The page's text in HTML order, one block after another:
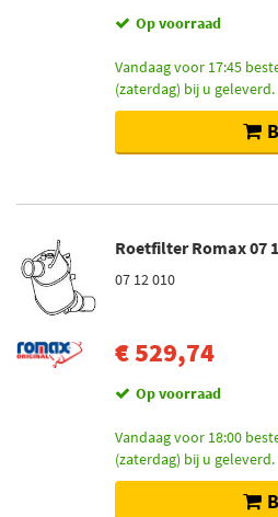
Op voorraad
Vandaag voor 17:45
(zaterdag) bij u geleverd.
Roetfilter Romax 07
07 12 010
€ 529,74
Op voorraad
Vandaag voor 18:00
(zaterdag) bij u geleverd.